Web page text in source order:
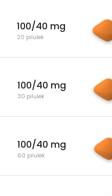
100/40 mg
20 pilulek
100/40 mg
30 pilulek
100/40 mg
60 pilulek